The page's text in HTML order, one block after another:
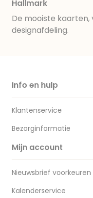
Hallmark
De mooiste kaarten,
designafdeling.
Info en hulp
Klantenservice
Bezorginformatie
Mijn account
Nieuwsbrief voorkeuren
Kalenderservice